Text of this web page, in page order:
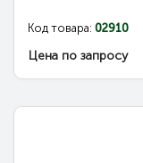
Код товара: 02910
Цена по запросу